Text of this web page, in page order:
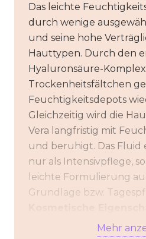
Das leichte
durch wenige
und seine hohe
Hauttypen. Durch den
Hyaluronsäure-
Trockenheitsfältchen
Feuchtigkeitsdepots
Gleichzeitig wird die
Vera langfristig mit
und beruhigt. Das Fluid
nur als Intensivpflege,
leichte Formulierung
Grundlage bzw.
kühlend &Mehr